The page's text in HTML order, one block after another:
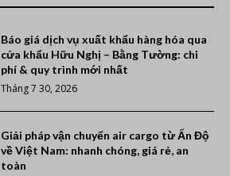
Báo giá dịch vụ xuất khẩu hàng hóa qua
cửa khẩu Hữu Nghị – Bằng Tường: chi
phí & quy trình mới nhất
Tháng 7 30, 2026
Giải pháp vận chuyển air cargo từ Ấn Độ
về Việt Nam: nhanh chóng, giá rẻ, an
toàn